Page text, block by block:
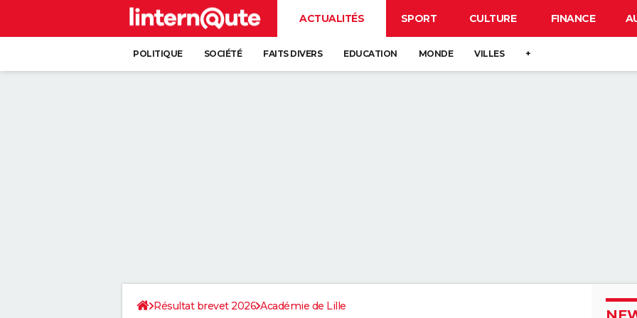
ACTUALITÉS SPORT CULTURE FINANCE
POLITIQUE SOCIÉTÉ FAITS DIVERS EDUCATION MONDE VILLES +
Résultat brevet 2026 Académie de Lille